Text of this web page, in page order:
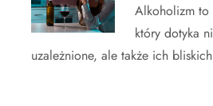
Alkoholizm to
który dotyka
uzależnione, ale także ich